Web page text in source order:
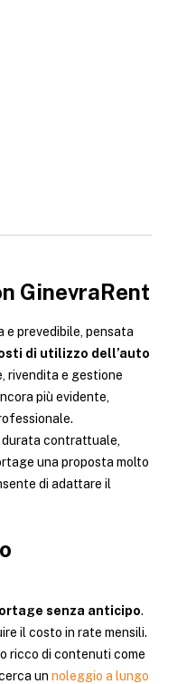
GinevraRent
prevedibile, pensata
di utilizzo dell’auto
rivendita e gestione
più evidente,
durata contrattuale,
una proposta molto
di adattare il
senza anticipo.
il costo in rate mensili.
ricco di contenuti come
un noleggio a lungo